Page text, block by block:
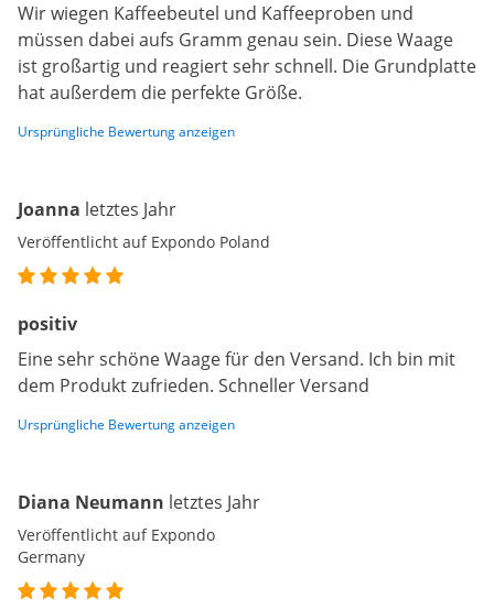
Wir wiegen Kaffeebeutel und Kaffeeproben und
müssen dabei aufs Gramm genau sein. Diese Waage
ist großartig und reagiert sehr schnell. Die Grundplatte
hat außerdem die perfekte Größe.
Ursprüngliche Bewertung anzeigen
Joanna letztes Jahr
Veröffentlicht auf Expondo Poland
positiv
Eine sehr schöne Waage für den Versand. Ich bin mit
dem Produkt zufrieden. Schneller Versand
Ursprüngliche Bewertung anzeigen
Diana Neumann letztes Jahr
Veröffentlicht auf Expondo
Germany